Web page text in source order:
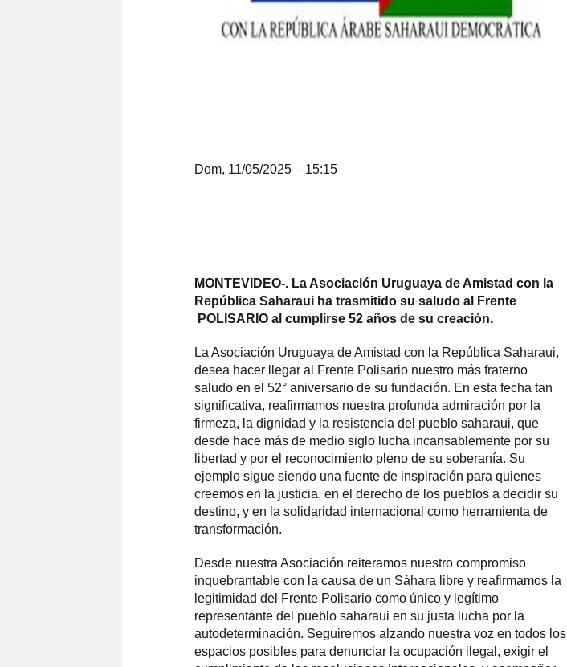
Dom, 11/05/2025 – 15:15
MONTEVIDEO-. La Asociación Uruguaya de Amistad con la
República Saharaui ha trasmitido su saludo al Frente
POLISARIO al cumplirse 52 años de su creación.
La Asociación Uruguaya de Amistad con la República Saharaui,
desea hacer llegar al Frente Polisario nuestro más fraterno
saludo en el 52° aniversario de su fundación. En esta fecha tan
significativa, reafirmamos nuestra profunda admiración por la
firmeza, la dignidad y la resistencia del pueblo saharaui, que
desde hace más de medio siglo lucha incansablemente por su
libertad y por el reconocimiento pleno de su soberanía. Su
ejemplo sigue siendo una fuente de inspiración para quienes
creemos en la justicia, en el derecho de los pueblos a decidir su
destino, y en la solidaridad internacional como herramienta de
transformación.
Desde nuestra Asociación reiteramos nuestro compromiso
inquebrantable con la causa de un Sáhara libre y reafirmamos la
legitimidad del Frente Polisario como único y legítimo
representante del pueblo saharaui en su justa lucha por la
autodeterminación. Seguiremos alzando nuestra voz en todos los
espacios posibles para denunciar la ocupación ilegal, exigir el